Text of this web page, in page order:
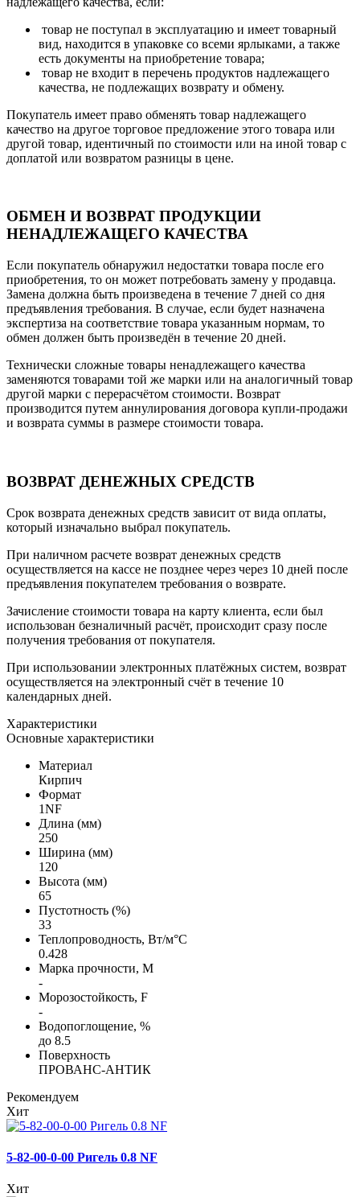
товар не поступал в эксплуатацию и имеет товарный
вид, находится в упаковке со всеми ярлыками, а также
есть документы на приобретение товара;
товар не входит в перечень продуктов надлежащего
качества, не подлежащих возврату и обмену.
Покупатель имеет право обменять товар надлежащего
качество на другое торговое предложение этого товара или
другой товар, идентичный по стоимости или на иной товар с
доплатой или возвратом разницы в цене.
ОБМЕН И ВОЗВРАТ ПРОДУКЦИИ
НЕНАДЛЕЖАЩЕГО КАЧЕСТВА
Если покупатель обнаружил недостатки товара после его
приобретения, то он может потребовать замену у продавца.
Замена должна быть произведена в течение 7 дней со дня
предъявления требования. В случае, если будет назначена
экспертиза на соответствие товара указанным нормам, то
обмен должен быть произведён в течение 20 дней.
Технически сложные товары ненадлежащего качества
заменяются товарами той же марки или на аналогичный товар
другой марки с перерасчётом стоимости. Возврат
производится путем аннулирования договора купли-продажи
и возврата суммы в размере стоимости товара.
ВОЗВРАТ ДЕНЕЖНЫХ СРЕДСТВ
Срок возврата денежных средств зависит от вида оплаты,
который изначально выбрал покупатель.
При наличном расчете возврат денежных средств
осуществляется на кассе не позднее через через 10 дней после
предъявления покупателем требования о возврате.
Зачисление стоимости товара на карту клиента, если был
использован безналичный расчёт, происходит сразу после
получения требования от покупателя.
При использовании электронных платёжных систем, возврат
осуществляется на электронный счёт в течение 10
календарных дней.
Характеристики
Основные характеристики
Материал
Кирпич
Формат
1NF
Длина (мм)
250
Ширина (мм)
120
Высота (мм)
65
Пустотность (%)
33
Теплопроводность, Вт/м°С
0.428
Марка прочности, М
-
Морозостойкость, F
-
Водопоглощение, %
до 8.5
Поверхность
ПРОВАНС-АНТИК
Рекомендуем
Хит
5-82-00-0-00 Ригель 0.8 NF
Хит